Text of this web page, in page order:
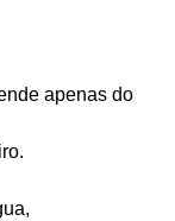
apenas do